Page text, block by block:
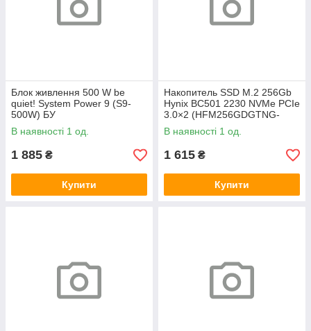
Блок живлення 500 W be
quiet! System Power 9 (S9-
500W) БУ
В наявності 1 од.
1 885 ₴
Купити
Накопитель SSD M.2 256Gb
Hynix BC501 2230 NVMe PCIe
3.0×2 (HFM256GDGTNG-
83A0A) 800/1600 БУ
В наявності 1 од.
1 615 ₴
Купити